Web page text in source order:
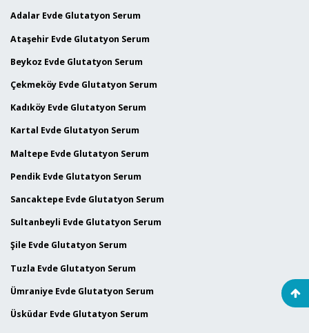
Adalar Evde Glutatyon Serum
Ataşehir Evde Glutatyon Serum
Beykoz Evde Glutatyon Serum
Çekmeköy Evde Glutatyon Serum
Kadıköy Evde Glutatyon Serum
Kartal Evde Glutatyon Serum
Maltepe Evde Glutatyon Serum
Pendik Evde Glutatyon Serum
Sancaktepe Evde Glutatyon Serum
Sultanbeyli Evde Glutatyon Serum
Şile Evde Glutatyon Serum
Tuzla Evde Glutatyon Serum
Ümraniye Evde Glutatyon Serum
Üsküdar Evde Glutatyon Serum